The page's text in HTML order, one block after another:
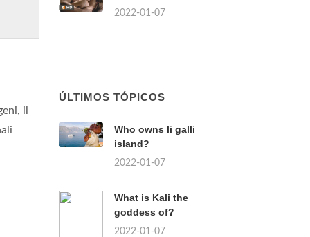
il
2022-01-07
ÚLTIMOS TÓPICOS
Who owns li galli
island?
2022-01-07
What is Kali the
goddess of?
2022-01-07